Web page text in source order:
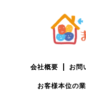
会社概要 お問
お客様本位の